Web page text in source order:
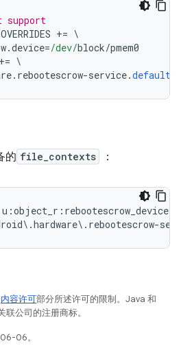
support
+= \
.device=/dev/block/pmem0
+= \
. rebootescrow-service.default
的 file_contexts ：
:object_r : rebootescrow_device
\.hardware\. rebootescrow-
内容许可部分所述许可的限制。Java 和
公司的注册商标。
06。